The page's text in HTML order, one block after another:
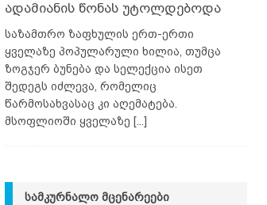
ადამიანის წონას უტოლდებოდა
საზამთრო ზაფხულის ერთ-ერთი
ყველაზე პოპულარული ხილია, თუმცა
ზოგჯერ ბუნება და სელექცია ისეთ
შედეგს იძლევა, რომელიც
წარმოსახვასაც კი აღემატება.
მსოფლიოში ყველაზე [...]
ᲡᲐᲛᲙᲣᲠᲜᲐᲚᲝ ᲛᲪᲔᲜᲐᲠᲔᲔᲑᲘ